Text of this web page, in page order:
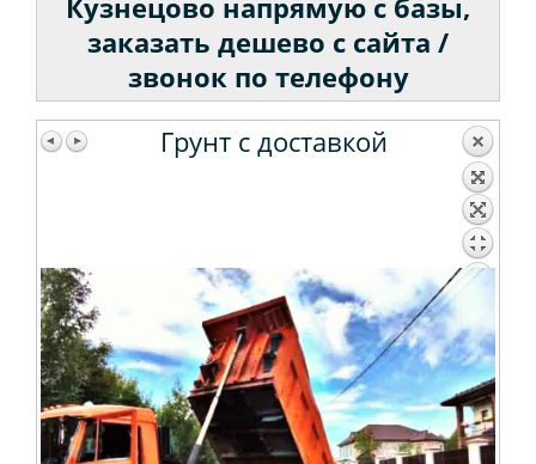
Чернозем
Асфальтовая крошка
Кузнецово напрямую с базы,
заказать дешево с сайта /
звонок по телефону
Грунт с доставкой